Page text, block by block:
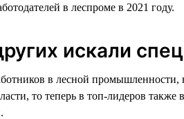
в леспроме в 2021 году.
искали
в лесной промышленности,
то теперь в топ-лидеров также